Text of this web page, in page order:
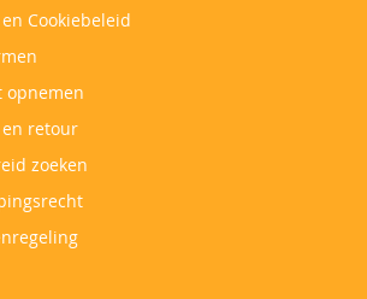
Cookiebeleid
opnemen
retour
zoeken